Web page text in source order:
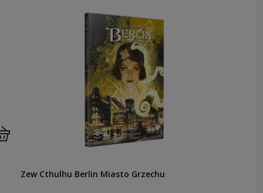
Zew Cthulhu Berlin Miasto Grzechu